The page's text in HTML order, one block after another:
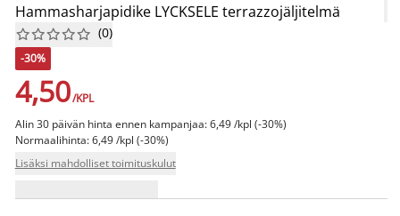
Hammasharjapidike LYCKSELE terrazzojäljitelmä





 (0)
-30%
4,50/KPL
Alin 30 päivän hinta ennen kampanjaa: 6,49 /kpl (-30%)
Normaalihinta: 6,49 /kpl (-30%)
Lisäksi mahdolliset toimituskulut